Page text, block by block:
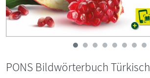
PONS Bildwörterbuch Türkisch